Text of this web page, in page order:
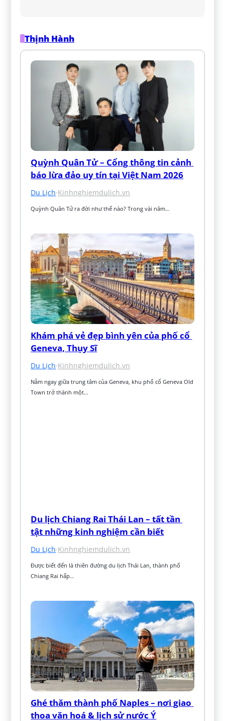
Thịnh Hành
Quỳnh Quân Tử – Cổng thông tin cảnh
báo lừa đảo uy tín tại Việt Nam 2026
Du Lịch·Kinhnghiemdulich.vn
Quỳnh Quân Tử ra đời như thế nào? Trong vài năm…
Khám phá vẻ đẹp bình yên của phố cổ
Geneva, Thụy Sĩ
Du Lịch·Kinhnghiemdulich.vn
Nằm ngay giữa trung tâm của Geneva, khu phố cổ Geneva Old
Town trở thành một…
Du lịch Chiang Rai Thái Lan – tất tần
tật những kinh nghiệm cần biết
Du Lịch·Kinhnghiemdulich.vn
Được biết đến là thiên đường du lịch Thái Lan, thành phố
Chiang Rai hấp…
Ghé thăm thành phố Naples – nơi giao
thoa văn hoá & lịch sử nước Ý